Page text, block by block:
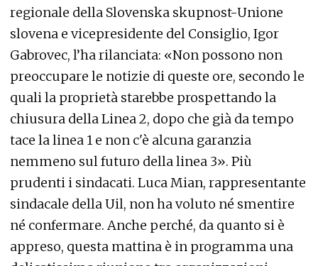
regionale della Slovenska skupnost-Unione
slovena e vicepresidente del Consiglio, Igor
Gabrovec, l’ha rilanciata: «Non possono non
preoccupare le notizie di queste ore, secondo le
quali la proprietà starebbe prospettando la
chiusura della Linea 2, dopo che già da tempo
tace la linea 1 e non c'è alcuna garanzia
nemmeno sul futuro della linea 3». Più
prudenti i sindacati. Luca Mian, rappresentante
sindacale della Uil, non ha voluto né smentire
né confermare. Anche perché, da quanto si è
appreso, questa mattina è in programma una